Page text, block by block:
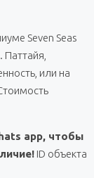
Seven Seas
или на
app, чтобы
ID объекта